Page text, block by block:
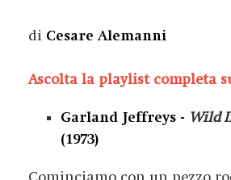
di Cesare Alemanni
Ascolta la playlist completa
Garland Jeffreys - Wild
(1973)